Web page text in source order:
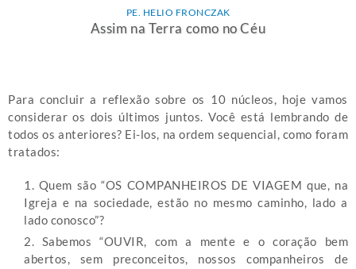
PE. HELIO FRONCZAK
Assim na Terra como no Céu
Para concluir a reflexão sobre os 10 núcleos, hoje vamos
considerar os dois últimos juntos. Você está lembrando de
todos os anteriores? Ei-los, na ordem sequencial, como foram
tratados:
1. Quem são “OS COMPANHEIROS DE VIAGEM que, na
Igreja e na sociedade, estão no mesmo caminho, lado a
lado conosco”?
2. Sabemos “OUVIR, com a mente e o coração bem
abertos, sem preconceitos, nossos companheiros de